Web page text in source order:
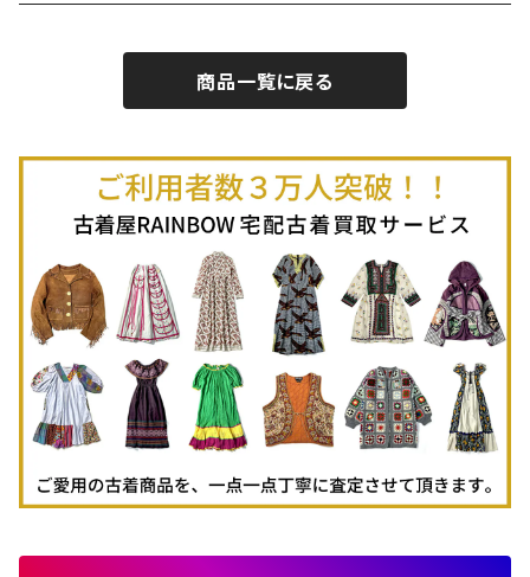
古着ポロシャツ
古着長袖ポロシャツ
古着スウェット
古着パーカー
古着タンクトップ
古着羽織り
古着ミニ丈スカート (丈56-75cm)
Autumn / Winter
商品一覧に戻る